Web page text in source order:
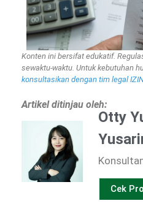
Konten ini bersifat edukatif.
sewaktu-waktu. Untuk kebutuhan
konsultasikan dengan tim legal
Artikel ditinjau oleh:
Otty
Cek